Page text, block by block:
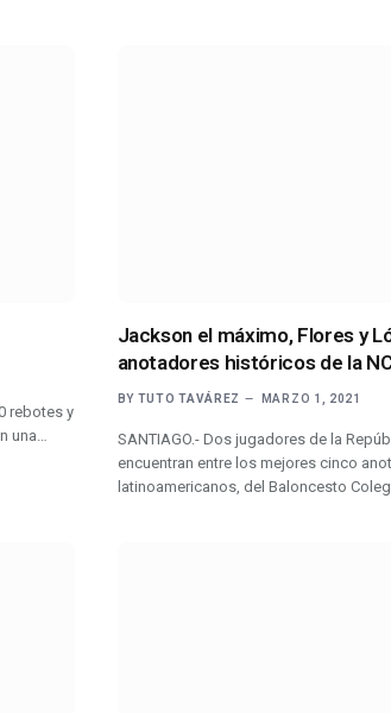
rebotes y
una…
Jackson el máximo, Flores y
anotadores históricos de la
BY TUTO TAVÁREZ MARZO 1, 2021
SANTIAGO.- Dos jugadores de la
encuentran entre los mejores cinco
latinoamericanos, del Baloncesto